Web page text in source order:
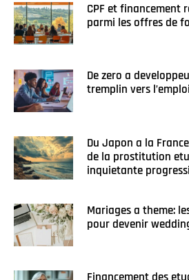
CPF et financement
parmi les offres de
De zero a
tremplin vers
Du Japon a la
de la prostitution
inquietante
Mariages a theme:
pour devenir